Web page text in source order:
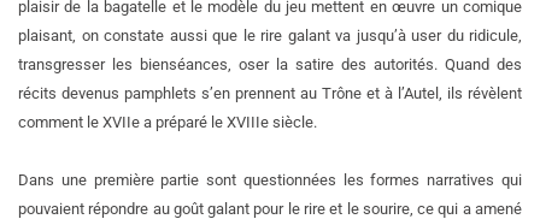
plaisir de la bagatelle et le modèle du jeu mettent en œuvre un comique
plaisant, on constate aussi que le rire galant va jusqu’à user du ridicule,
transgresser les bienséances, oser la satire des autorités. Quand des
récits devenus pamphlets s’en prennent au Trône et à l’Autel, ils révèlent
comment le XVIIe a préparé le XVIIIe siècle.
Dans une première partie sont questionnées les formes narratives qui
pouvaient répondre au goût galant pour le rire et le sourire, ce qui a amené